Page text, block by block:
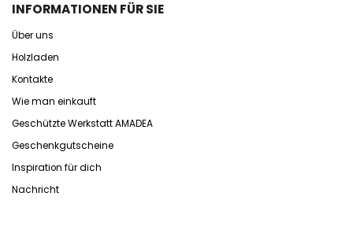
INFORMATIONEN FÜR SIE
Über uns
Holzladen
Kontakte
Wie man einkauft
Geschützte Werkstatt AMADEA
Geschenkgutscheine
Inspiration für dich
Nachricht